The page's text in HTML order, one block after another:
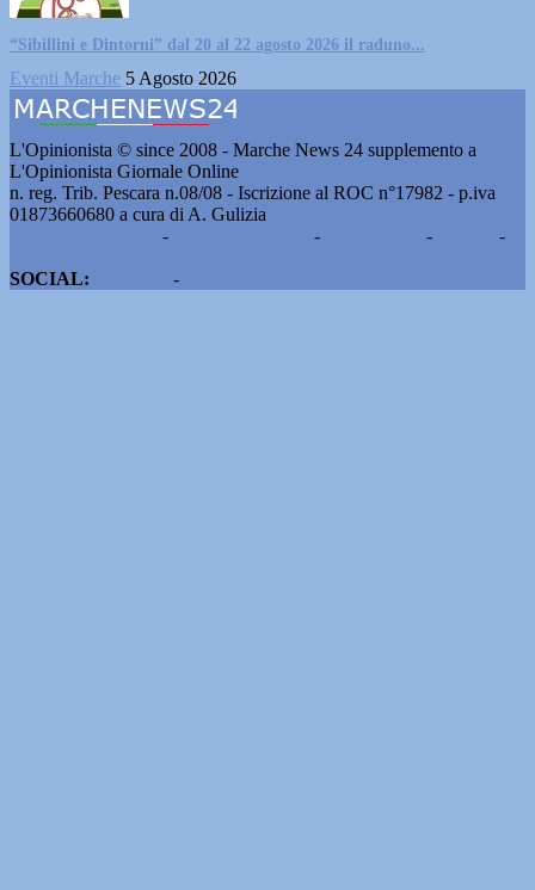
“Sibillini e Dintorni” dal 20 al 22 agosto 2026 il raduno...
Eventi Marche 5 Agosto 2026
L'Opinionista © since 2008 - Marche News 24 supplemento a
L'Opinionista Giornale Online
n. reg. Trib. Pescara n.08/08 - Iscrizione al ROC n°17982 - p.iva
01873660680 a cura di A. Gulizia
- - -
-
SOCIAL:
-